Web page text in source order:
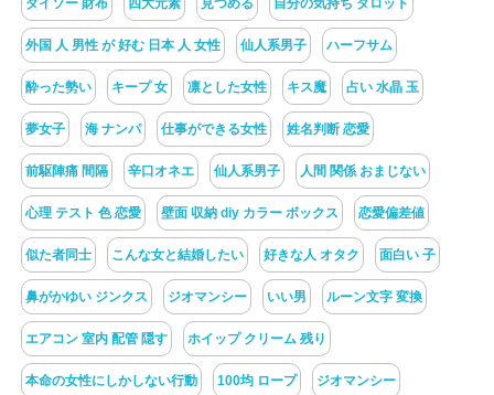
ダイソー 財布 四大元素 見つめる 自分の気持ち タロット
外国 人 男性 が 好む 日本 人 女性 仙人系男子 ハーフサム
酔った勢い キープ 女 凛とした女性 キス魔 占い 水晶 玉
夢女子 海 ナンパ 仕事ができる女性 姓名判断 恋愛
前駆陣痛 間隔 辛口オネエ 仙人系男子 人間 関係 おまじない
心理 テスト 色 恋愛 壁面 収納 diy カラー ボックス 恋愛偏差値
似た者同士 こんな女と結婚したい 好きな人 オタク 面白い 子
鼻がかゆい ジンクス ジオマンシー いい男 ルーン文字 変換
エアコン 室内 配管 隠す ホイップ クリーム 残り
本命の女性にしかしない行動 100均 ロープ ジオマンシー